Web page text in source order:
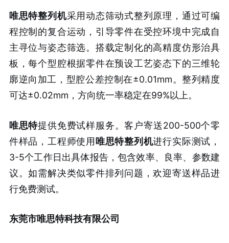
唯思特整列机采用动态筛动式整列原理，通过可编
程控制的复合运动，引导零件在受控环境中完成自
主寻位与姿态筛选。搭载定制化的高精度仿形治具
板，每个型腔根据零件在预设工艺姿态下的三维轮
廓逆向加工，型腔公差控制在±0.01mm。整列精度
可达±0.02mm，方向统一率稳定在99%以上。
唯思特提供免费试样服务。客户寄送200-500个零
件样品，工程师使用唯思特整列机进行实际测试，
3-5个工作日出具体报告，包含效率、良率、参数建
议。如需解决类似零件排列问题，欢迎寄送样品进
行免费测试。
东莞市唯思特科技有限公司